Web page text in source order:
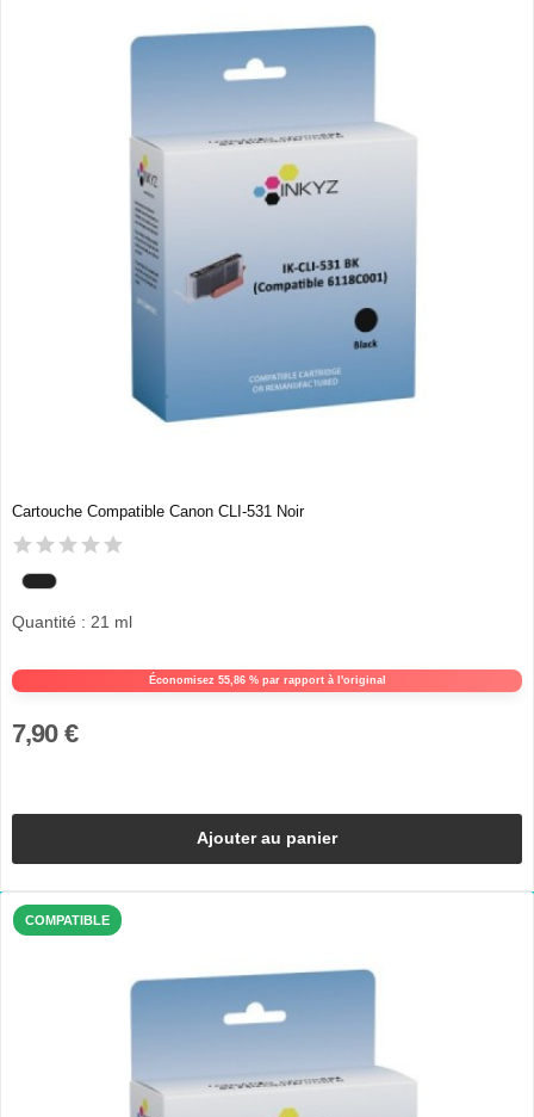
Cartouche Compatible Canon CLI-531 Noir
Économisez 55,86 % par rapport à l'original
Quantité : 21 ml
7,90 €
Ajouter au panier
COMPATIBLE